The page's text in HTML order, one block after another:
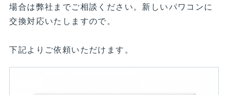
場合は弊社までご相談ください。新しいパワコンに
交換対応いたしますので。
下記よりご依頼いただけます。